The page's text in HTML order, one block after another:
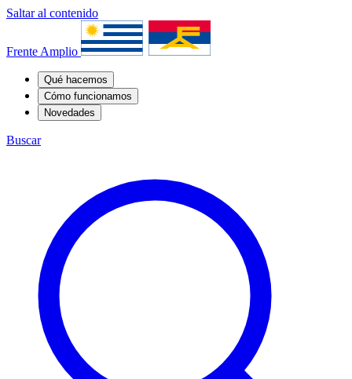
Saltar al contenido
Frente Amplio
Qué hacemos
Cómo funcionamos
Novedades
Buscar